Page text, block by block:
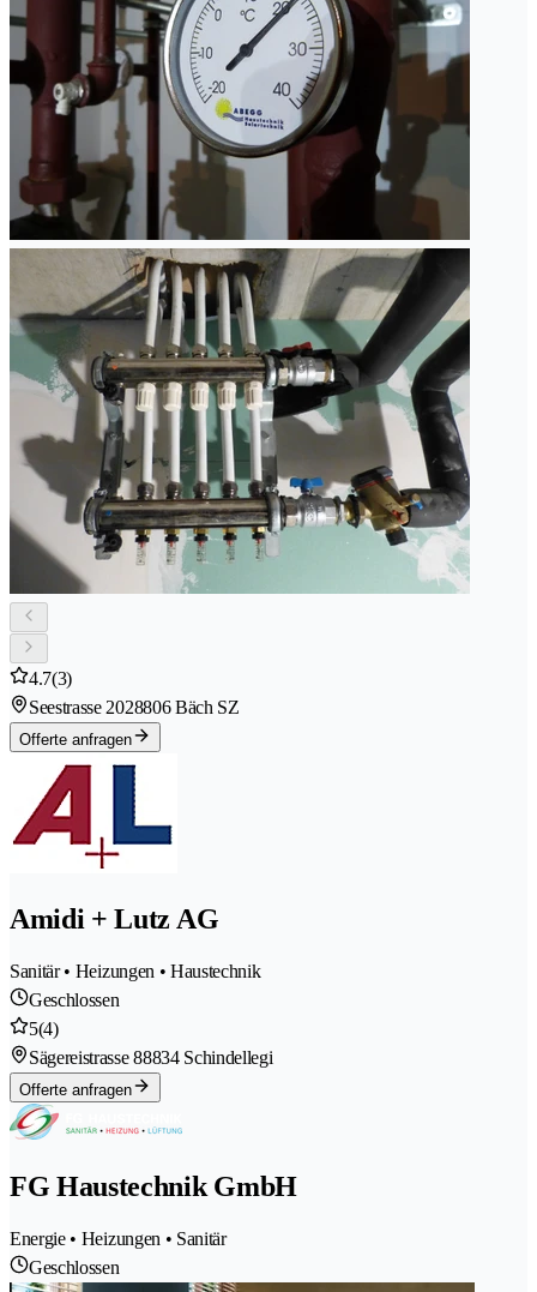
4.7(3)
Seestrasse 2028806 Bäch SZ
Offerte anfragen
Amidi + Lutz AG
Sanitär • Heizungen • Haustechnik
Geschlossen
5(4)
Sägereistrasse 88834 Schindellegi
Offerte anfragen
FG Haustechnik GmbH
Energie • Heizungen • Sanitär
Geschlossen